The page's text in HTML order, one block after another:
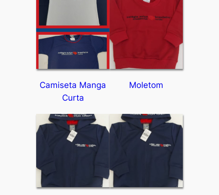
Camiseta Manga
Curta
Moletom